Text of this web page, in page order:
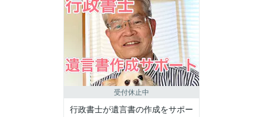
受付休止中
行政書士が遺言書の作成をサポー